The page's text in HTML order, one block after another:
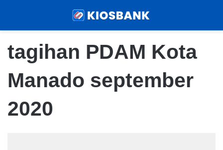
tagihan PDAM Kota
Manado september
2020